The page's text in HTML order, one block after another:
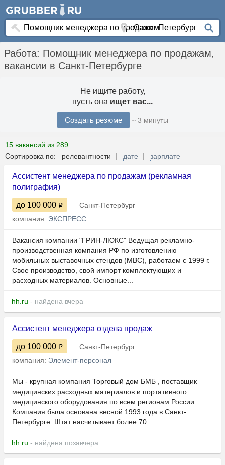
Работа: Помощник менеджера по продажам,
вакансии в Санкт-Петербурге
Не ищите работу,
пусть она ищет вас...
Создать резюме ~ 3 минуты
15 вакансий из 289
Сортировка по: релевантности | дате | зарплате
Ассистент менеджера по продажам (рекламная
полиграфия)
до 100 000
Санкт-Петербург
компания: ЭКСПРЕСС
Вакансия компании "ГРИН-ЛЮКС" Ведущая рекламно-
производственная компания РФ по изготовлению
мобильных выставочных стендов (МВС), работаем с 1999 г.
Свое производство, свой импорт комплектующих и
расходных материалов. Основные...
hh.ru - найдена вчера
Ассистент менеджера отдела продаж
до 100 000
Санкт-Петербург
компания: Элемент-персонал
Мы - крупная компания Торговый дом БМБ , поставщик
медицинских расходных материалов и портативного
медицинского оборудования по всем регионам России.
Компания была основана весной 1993 года в Санкт-
Петербурге. Штат насчитывает более 70...
hh.ru - найдена позавчера